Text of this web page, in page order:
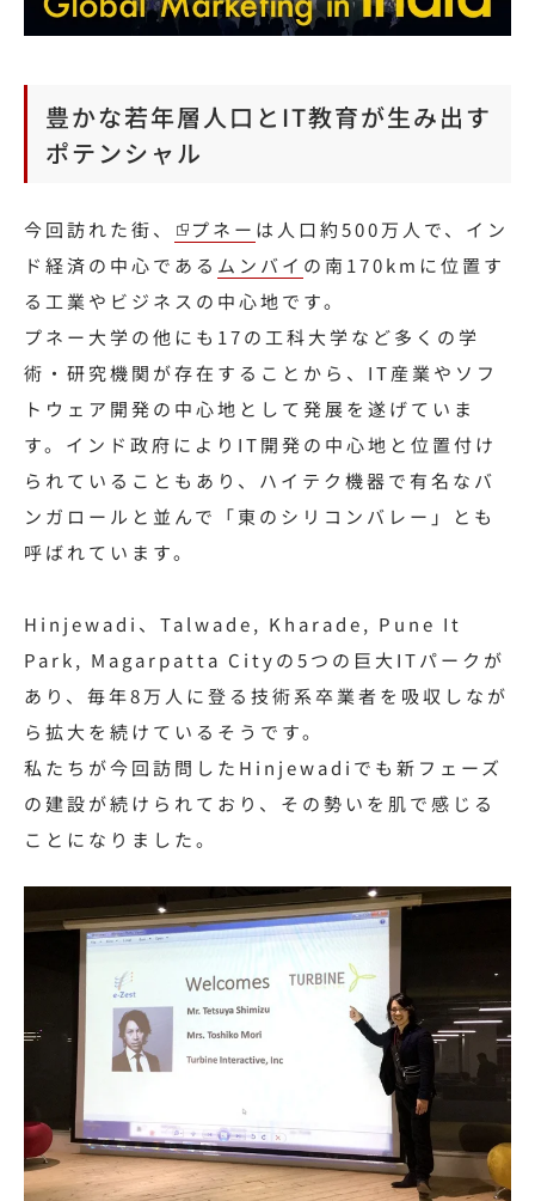
豊かな若年層人口とIT教育が生み出す
ポテンシャル
今回訪れた街、 プネー は人口約500万人で、イン
ド 経済の中心である ムンバイ の南170kmに位置す
る工業やビジネスの中心地です。
プネー大学の他にも17の工科大学など多くの学
術・研究機関が存在することから、IT産業やソフ
トウェア開発の中心地として発展を遂げていま
す。インド政府によりIT開発の中心地と位置付け
られていることもあり、ハイテク機器で有名なバ
ンガロールと並んで「東のシリコンバレー」とも
呼ばれています。
Hinjewadi、Talwade, Kharade, Pune It
Park, Magarpatta Cityの5つの巨大ITパークが
あり、毎年8万人に登る技術系卒業者を吸収しなが
ら拡大を続けているそうです。
私たちが今回訪問したHinjewadiでも新フェーズ
の建設が続けられており、その勢いを肌で感じる
ことになりました。